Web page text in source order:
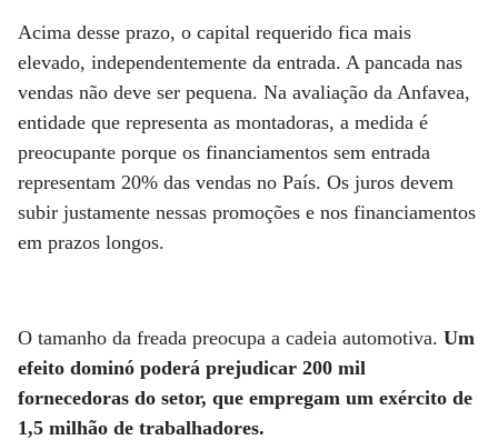
Acima desse prazo, o capital requerido fica mais
elevado, independentemente da entrada. A pancada nas
vendas não deve ser pequena. Na avaliação da Anfavea,
entidade que representa as montadoras, a medida é
preocupante porque os financiamentos sem entrada
representam 20% das vendas no País. Os juros devem
subir justamente nessas promoções e nos financiamentos
em prazos longos.
O tamanho da freada preocupa a cadeia automotiva. Um
efeito dominó poderá prejudicar 200 mil
fornecedoras do setor, que empregam um exército de
1,5 milhão de trabalhadores.